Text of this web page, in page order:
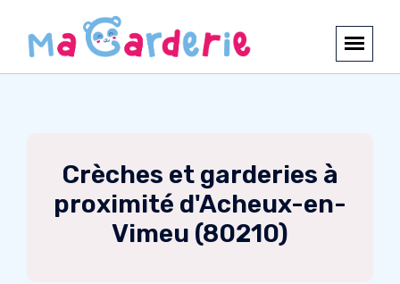
Crèches et garderies à
proximité d'Acheux-en-
Vimeu (80210)